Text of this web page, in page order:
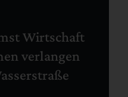
Wirtschaft
verlangen